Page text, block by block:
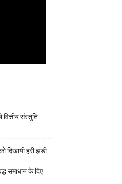
वित्तीय संस्तुति
दिखायी हरी झंडी
समाधान के दिए